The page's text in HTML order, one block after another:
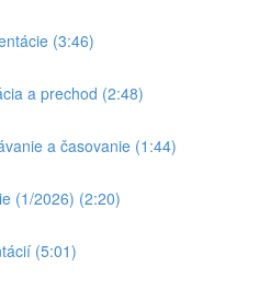
(3:46)
a prechod (2:48)
a časovanie (1:44)
(1/2026) (2:20)
(5:01)